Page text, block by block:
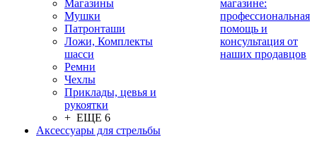
Магазины
Мушки
Патронташи
Ложи, Комплекты
шасси
Ремни
Чехлы
Приклады, цевья и
рукоятки
+ ЕЩЕ 6
Аксессуары для стрельбы
магазине:
профессиональная
помощь и
консультация от
наших продавцов